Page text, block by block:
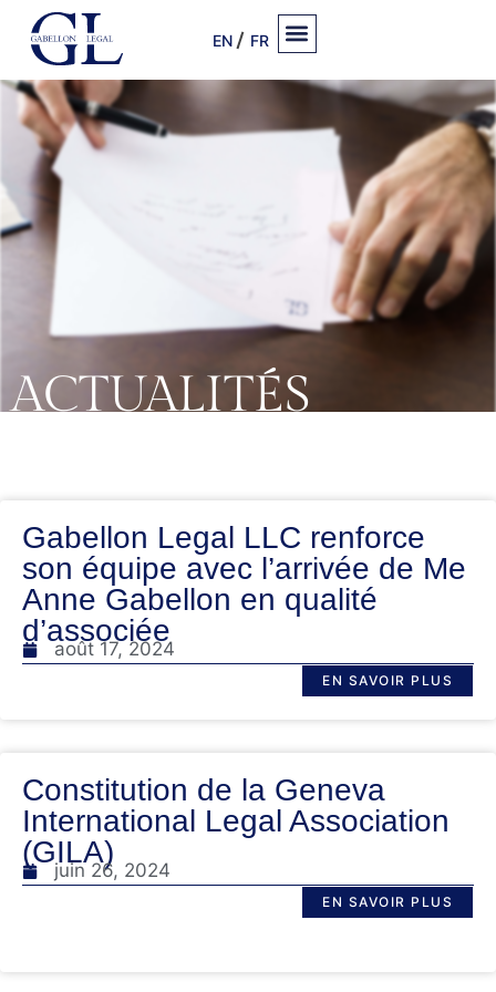
EN FR
ACTUALITÉS
Gabellon Legal LLC renforce
son équipe avec l’arrivée de Me
Anne Gabellon en qualité
d’associée
août 17, 2024
EN SAVOIR PLUS
Constitution de la Geneva
International Legal Association
(GILA)
juin 26, 2024
EN SAVOIR PLUS